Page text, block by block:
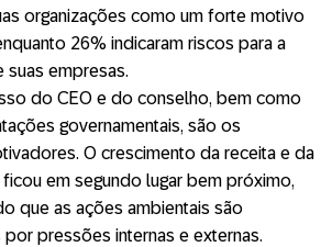
organizações como um forte motivo
26% indicaram riscos para a
suas empresas.
do CEO e do conselho, bem como
governamentais, são os
O crescimento da receita e da
em segundo lugar bem próximo,
que as ações ambientais são
por pressões internas e externas.